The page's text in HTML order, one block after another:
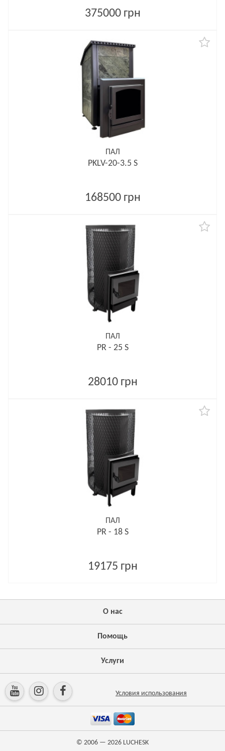
375000 грн
ПАЛ
PKLV-20-3.5 S
168500 грн
ПАЛ
PR - 25 S
28010 грн
ПАЛ
PR - 18 S
19175 грн
О нас
Помощь
Услуги
Условия использования
© 2006 — 2026 LUCHESK